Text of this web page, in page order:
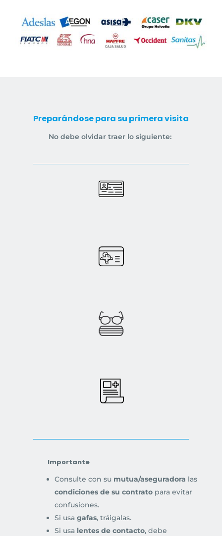
Preparándose para su primera visita
No debe olvidar traer lo siguiente:
Importante
Consulte con sumutua/aseguradora las
condiciones de su contratopara evitar
confusiones.
Si usa gafas, tráigalas.
Si usa lentes de contacto, debe